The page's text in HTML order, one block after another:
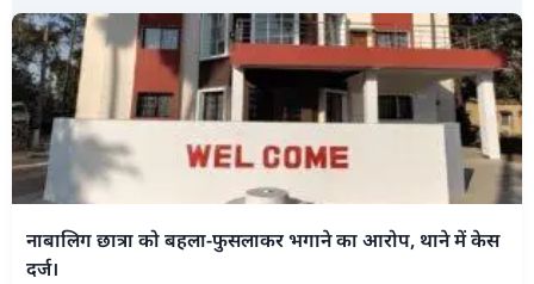
नाबालिग छात्रा को बहला-फुसलाकर भगाने का आरोप, थाने में केस
दर्ज।